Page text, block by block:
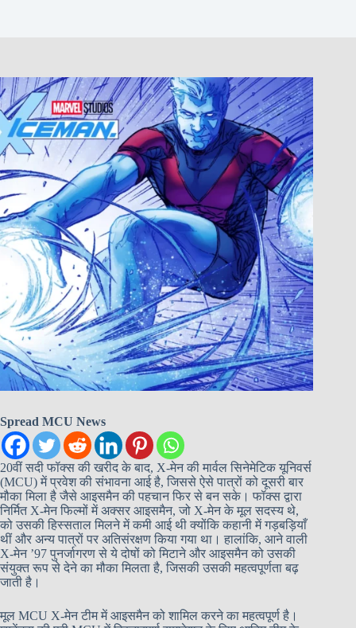
Spread MCU News
20वीं सदी फॉक्स की खरीद के बाद, X-मेन की मार्वल सिनेमेटिक यूनिवर्स
(MCU) में प्रवेश की संभावना आई है, जिससे ऐसे पात्रों को दूसरी बार
मौका मिला है जैसे आइसमैन की पहचान फिर से बन सके। फॉक्स द्वारा
निर्मित X-मेन फिल्मों में अक्सर आइसमैन, जो X-मेन के मूल सदस्य थे,
को उसकी हिस्सताल मिलने में कमी आई थी क्योंकि कहानी में गड़बड़ियाँ
थीं और अन्य पात्रों पर अतिसंरक्षण किया गया था। हालांकि, आने वाली
X-मेन ’97 पुनर्जागरण से ये दोषों को मिटाने और आइसमैन को उसकी
संयुक्त रूप से देने का मौका मिलता है, जिसकी उसकी महत्वपूर्णता बढ़
जाती है।
मूल MCU X-मेन टीम में आइसमैन को शामिल करने का महत्वपूर्ण है।